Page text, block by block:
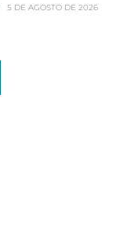
5 DE AGOSTO DE 2026